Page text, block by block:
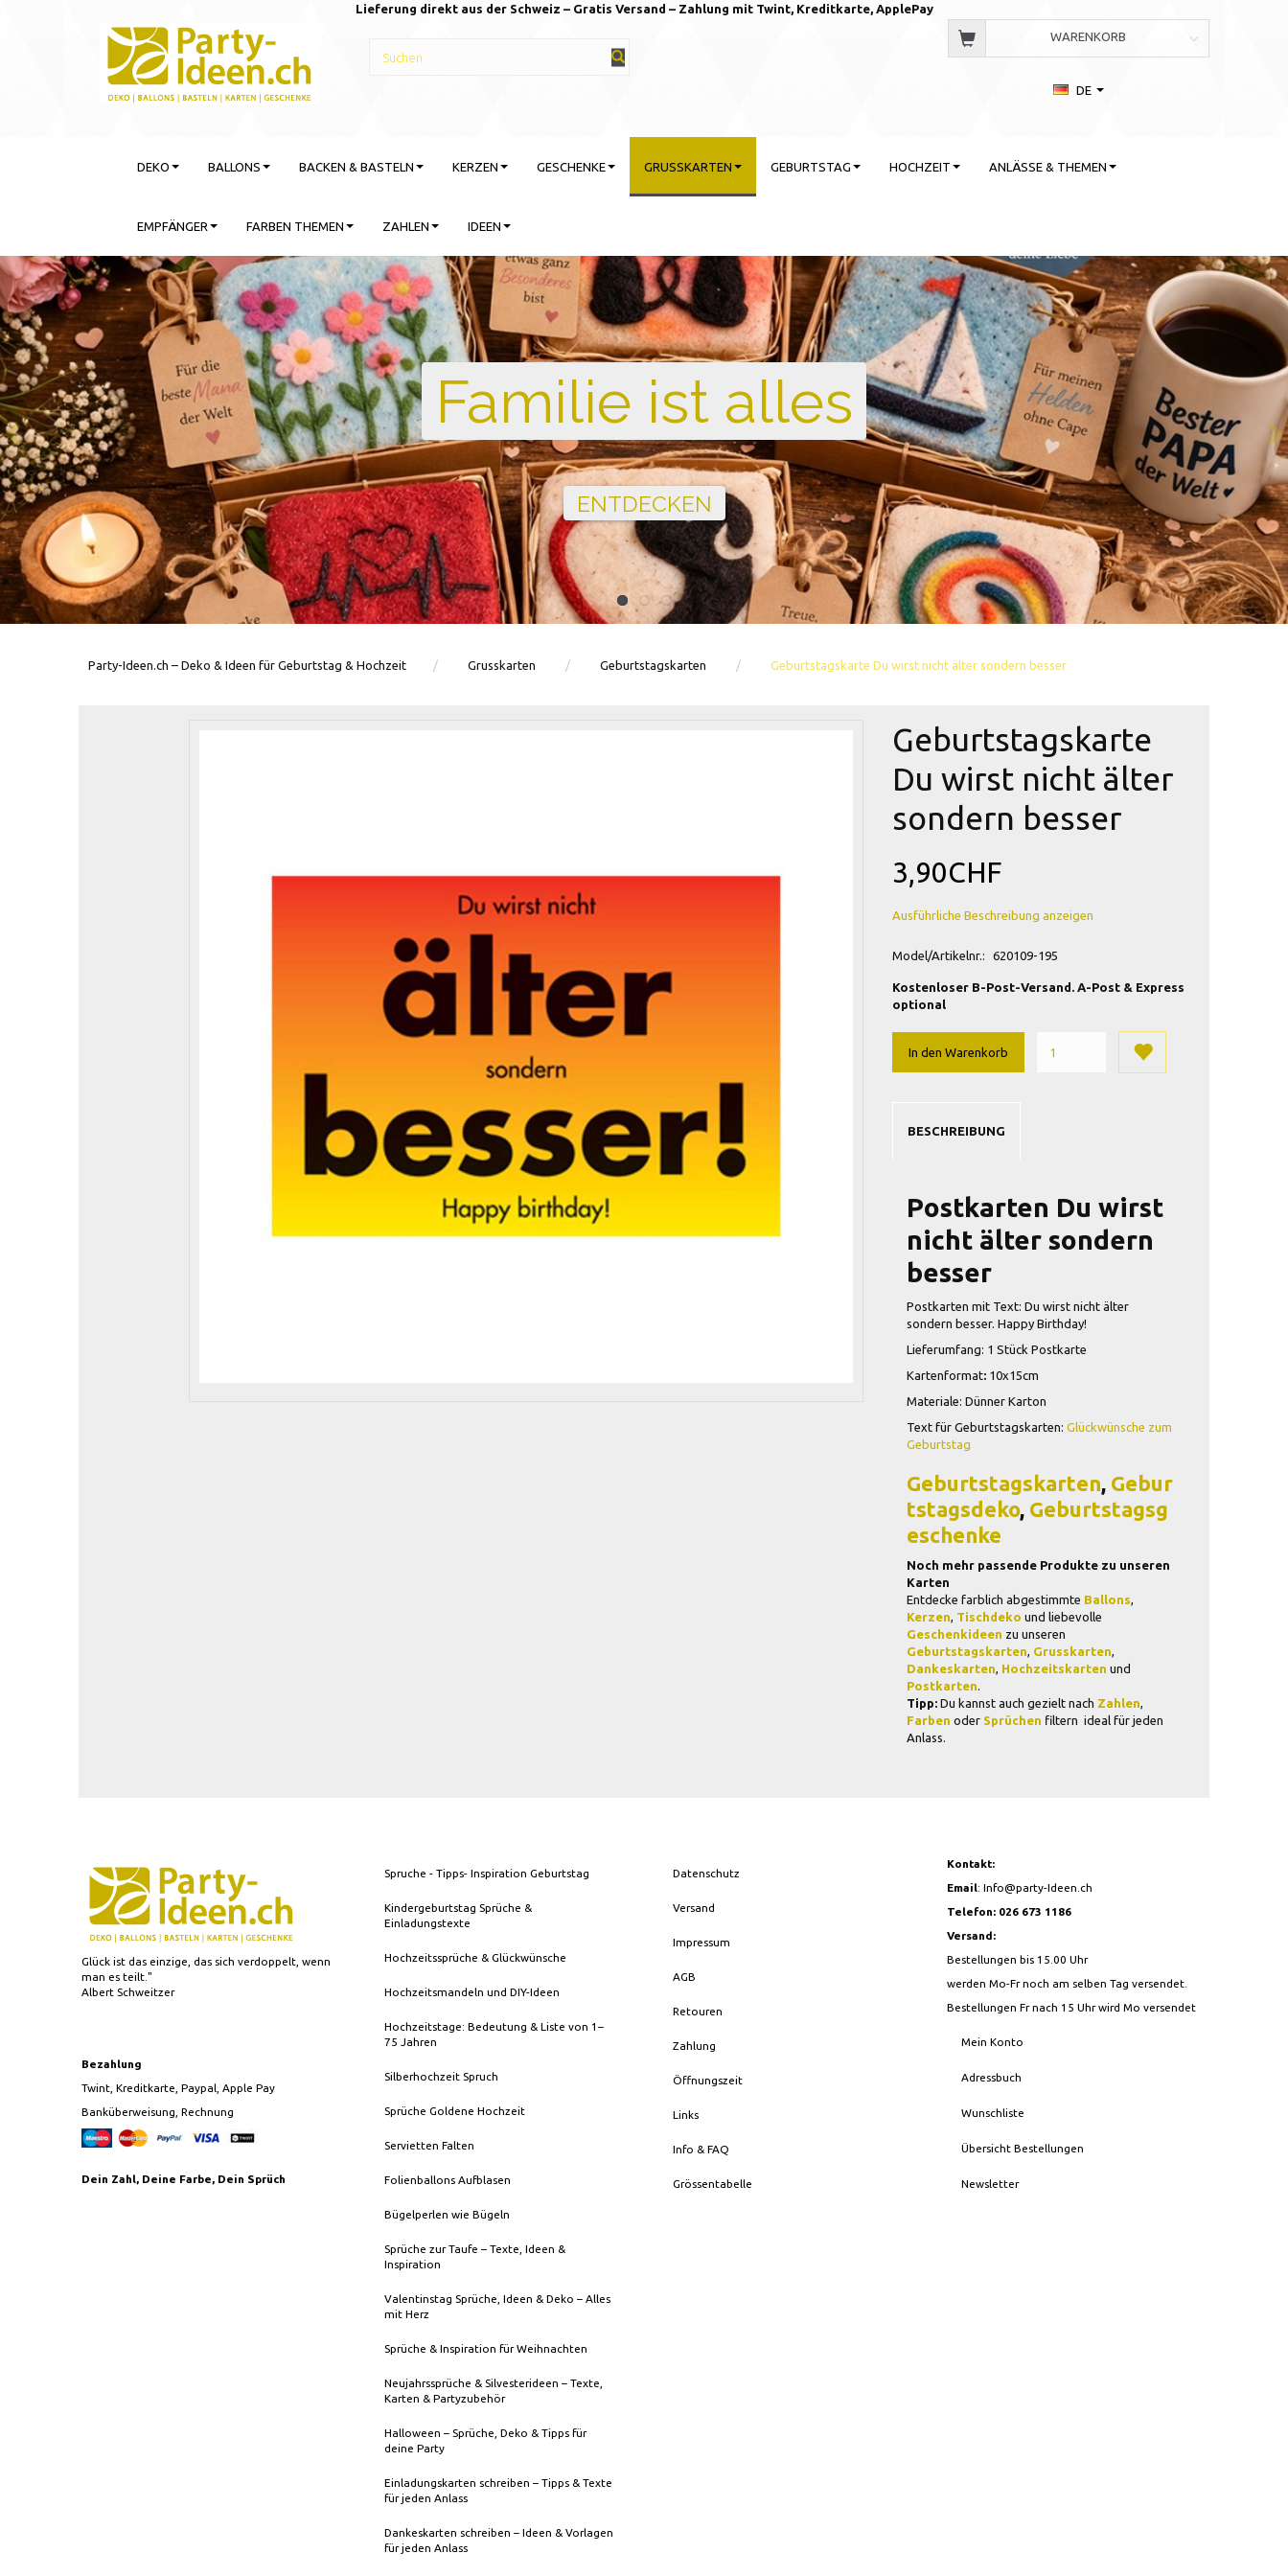
Lieferung direkt aus der Schweiz – Gratis Versand – Zahlung mit Twint, Kreditkarte, ApplePay
WARENKORB
DE
DEKO BALLONS BACKEN & BASTELN KERZEN GESCHENKE GRUSSKARTEN GEBURTSTAG HOCHZEIT ANLÄSSE & THEMEN
EMPFÄNGER FARBEN THEMEN ZAHLEN IDEEN
Geburtstag feiern mit Stil
Ballons · Tischdeko · Karten · Zahlen
GEBURTSTAGSDEKO ENTDECKEN
Party-Ideen.ch – Deko & Ideen für Geburtstag & Hochzeit Grusskarten Geburtstagskarten Geburtstagskarte Du wirst nicht älter sondern besser
Geburtstagskarte
Du wirst nicht älter
sondern besser
3,90CHF
Ausführliche Beschreibung anzeigen
Model/Artikelnr.: 620109-195
Kostenloser B-Post-Versand. A-Post & Express
optional
In den Warenkorb
BESCHREIBUNG
Postkarten Du wirst
nicht älter sondern
besser
Postkarten mit Text: Du wirst nicht älter
sondern besser. Happy Birthday!
Lieferumfang: 1 Stück Postkarte
Kartenformat:10x15cm
Materiale: Dünner Karton
Text für Geburtstagskarten: Glückwünsche zum
Geburtstag
Geburtstagskarten, Gebur
tstagsdeko, Geburtstagsg
eschenke
Noch mehr passende Produkte zu unseren
Karten
Entdecke farblich abgestimmte Ballons
Kerzen Tischdeko und liebevolle
Geschenkideen zu unseren
Geburtstagskarten Grusskarten
Dankeskarten Hochzeitskarten und
Postkarten
Tipp:Du kannst auch gezielt nach Zahlen
Farben oder Sprüchen filtern  ideal für jeden
Anlass.
Glück ist das einzige, das sich verdoppelt, wenn
man es teilt."
Albert Schweitzer
Bezahlung
Twint, Kreditkarte, Paypal, Apple Pay
Banküberweisung, Rechnung
Dein Zahl, Deine Farbe, Dein Sprüch
Spruche - Tipps- Inspiration Geburtstag
Kindergeburtstag Sprüche &
Einladungstexte
Hochzeitssprüche & Glückwünsche
Hochzeitsmandeln und DIY-Ideen
Hochzeitstage: Bedeutung & Liste von 1–
75 Jahren
Silberhochzeit Spruch
Sprüche Goldene Hochzeit
Servietten Falten
Folienballons Aufblasen
Bügelperlen wie Bügeln
Sprüche zur Taufe – Texte, Ideen &
Inspiration
Valentinstag Sprüche, Ideen & Deko – Alles
mit Herz
Sprüche & Inspiration für Weihnachten
Neujahrssprüche & Silvesterideen – Texte,
Karten & Partyzubehör
Halloween – Sprüche, Deko & Tipps für
deine Party
Einladungskarten schreiben – Tipps & Texte
für jeden Anlass
Dankeskarten schreiben – Ideen & Vorlagen
für jeden Anlass
Datenschutz
Versand
Impressum
AGB
Retouren
Zahlung
Öffnungszeit
Links
Info & FAQ
Grössentabelle
Kontakt:
Email:Info@party-Ideen.ch
Telefon: 026 673 1186
Versand:
Bestellungen bis 15.00 Uhr
werden Mo-Fr noch am selben Tag versendet.
Bestellungen Fr nach 15 Uhr wird Mo versendet
Mein Konto
Adressbuch
Wunschliste
Übersicht Bestellungen
Newsletter